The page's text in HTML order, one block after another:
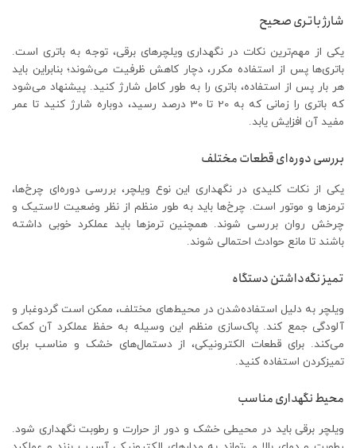
شارژ باتری صحیح
یکی از مهم‌ترین نکات در نگهداری ویلچرهای برقی، توجه به باتری است.
باتری‌ها پس از استفاده مکرر، دچار کاهش ظرفیت می‌شوند؛ بنابراین باید
هر بار پس از استفاده، باتری را به طور کامل شارژ کنید. پیشنهاد می‌شود
که باتری را زمانی که به 20 تا 30 درصد رسید، دوباره شارژ کنید تا عمر
مفید آن افزایش یابد.
بررسی دوره‌ای قطعات مختلف
یکی از نکات کلیدی در نگهداری این نوع ویلچر، بررسی دوره‌ای چرخ‌ها،
ترمزها و موتور است. چرخ‌ها باید به طور منظم از نظر وضعیت لاستیک و
چرخش روان بررسی شوند. همچنین ترمزها باید عملکرد خوبی داشته
باشند تا مانع حوادث احتمالی شوند.
تمیز نگه‌داشتن دستگاه
ویلچر به دلیل استفاده‌شدن در محیط‌های مختلف، ممکن است گردوغبار و
آلودگی جمع کند. پاک‌سازی منظم این وسیله به حفظ عملکرد آن کمک
می‌کند. برای قطعات الکترونیکی، از دستمال‌های خشک و مناسب برای
تمیزکردن استفاده کنید.
محیط نگهداری مناسب
ویلچر برقی باید در محیطی خشک و دور از حرارت و رطوبت نگهداری شود.